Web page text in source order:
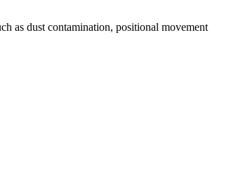
as dust contamination, positional movement